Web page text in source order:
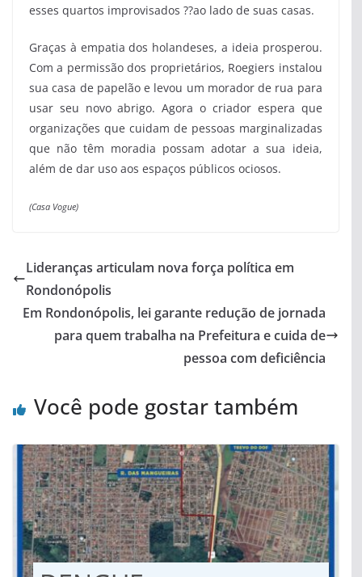
esses quartos improvisados ??ao lado de suas casas.
Graças à empatia dos holandeses, a ideia prosperou.
Com a permissão dos proprietários, Roegiers instalou
sua casa de papelão e levou um morador de rua para
usar seu novo abrigo. Agora o criador espera que
organizações que cuidam de pessoas marginalizadas
que não têm moradia possam adotar a sua ideia,
além de dar uso aos espaços públicos ociosos.
(Casa Vogue)
Lideranças articulam nova força política em
Rondonópolis
Em Rondonópolis, lei garante redução de jornada
para quem trabalha na Prefeitura e cuida de
pessoa com deficiência
Você pode gostar também